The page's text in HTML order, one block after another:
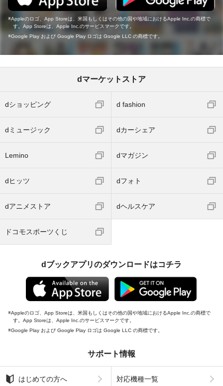
Appleのロゴ、App Storeは、米国もしくはその他の国や地域におけるApple Inc.の商標で
す。App Storeは、Apple Inc.のサービスマークです。
Google Play および Google Play ロゴは Google LLC の商標です。
dマーケットストア
dショッピング d fashion
dミュージック dカーシェア
Lemino dマガジン
dヒッツ dフォト
dアニメストア dヘルスケア
ドコモスポーツくじ
dブックアプリのダウンロードはコチラ
Appleのロゴ、App Storeは、米国もしくはその他の国や地域におけるApple Inc.の商標で
す。App Storeは、Apple Inc.のサービスマークです。
Google Play および Google Play ロゴは Google LLC の商標です。
サポート情報
はじめての方へ 対応機種一覧